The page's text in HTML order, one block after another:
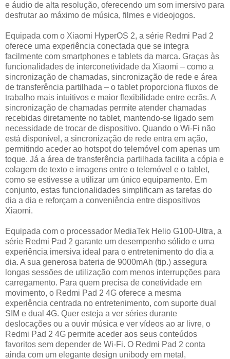
e áudio de alta resolução, oferecendo um som imersivo para
desfrutar ao máximo de música, filmes e videojogos.
Equipada com o Xiaomi HyperOS 2, a série Redmi Pad 2
oferece uma experiência conectada que se integra
facilmente com smartphones e tablets da marca. Graças às
funcionalidades de interconetividade da Xiaomi – como a
sincronização de chamadas, sincronização de rede e área
de transferência partilhada – o tablet proporciona fluxos de
trabalho mais intuitivos e maior flexibilidade entre ecrãs. A
sincronização de chamadas permite atender chamadas
recebidas diretamente no tablet, mantendo-se ligado sem
necessidade de trocar de dispositivo. Quando o Wi-Fi não
está disponível, a sincronização de rede entra em ação,
permitindo aceder ao hotspot do telemóvel com apenas um
toque. Já a área de transferência partilhada facilita a cópia e
colagem de texto e imagens entre o telemóvel e o tablet,
como se estivesse a utilizar um único equipamento. Em
conjunto, estas funcionalidades simplificam as tarefas do
dia a dia e reforçam a conveniência entre dispositivos
Xiaomi.
Equipada com o processador MediaTek Helio G100-Ultra, a
série Redmi Pad 2 garante um desempenho sólido e uma
experiência imersiva ideal para o entretenimento do dia a
dia. A sua generosa bateria de 9000mAh (tip.) assegura
longas sessões de utilização com menos interrupções para
carregamento. Para quem precisa de conetividade em
movimento, o Redmi Pad 2 4G oferece a mesma
experiência centrada no entretenimento, com suporte dual
SIM e dual 4G. Quer esteja a ver séries durante
deslocações ou a ouvir música e ver vídeos ao ar livre, o
Redmi Pad 2 4G permite aceder aos seus conteúdos
favoritos sem depender de Wi-Fi. O Redmi Pad 2 conta
ainda com um elegante design unibody em metal,